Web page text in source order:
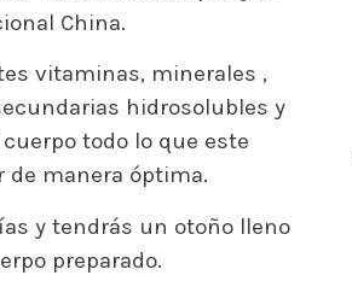
China.
vitaminas, minerales ,
hidrosolubles y
todo lo que este
de manera óptima.
y tendrás un otoño lleno
preparado.